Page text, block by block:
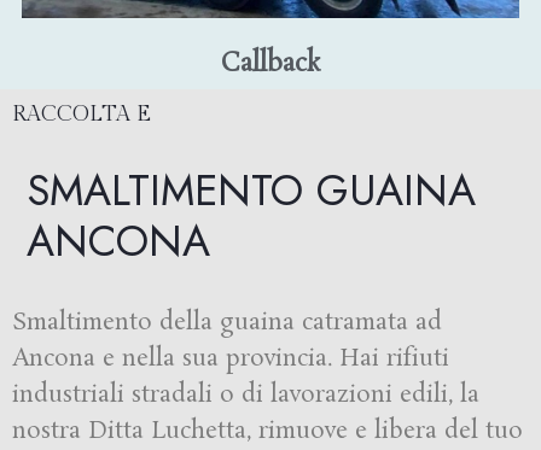
Callback
RACCOLTA E
SMALTIMENTO GUAINA
ANCONA
Smaltimento della guaina catramata ad
Ancona e nella sua provincia. Hai rifiuti
industriali stradali o di lavorazioni edili, la
nostra Ditta Luchetta, rimuove e libera del tuo